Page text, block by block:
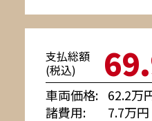
支払総額
(税込)
車両価格
62.2万
諸費用
7.7万円